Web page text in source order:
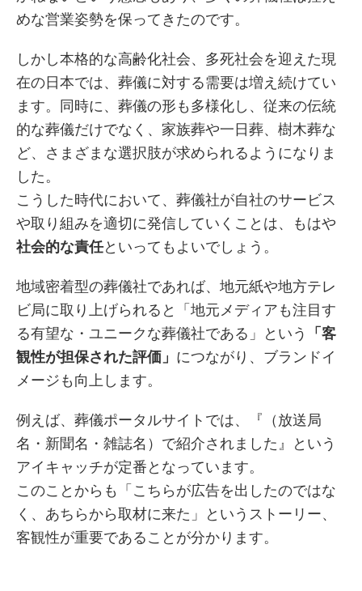
めな営業姿勢を保ってきたのです。
しかし本格的な高齢化社会、多死社会を迎えた現
在の日本では、葬儀に対する需要は増え続けてい
ます。同時に、葬儀の形も多様化し、従来の伝統
的な葬儀だけでなく、家族葬や一日葬、樹木葬な
ど、さまざまな選択肢が求められるようになりま
した。
こうした時代において、葬儀社が自社のサービス
や取り組みを適切に発信していくことは、もはや
社会的な責任といってもよいでしょう。
地域密着型の葬儀社であれば、地元紙や地方テレ
ビ局に取り上げられると「地元メディアも注目す
る有望な・ユニークな葬儀社である」という
「客
観性が担保された評価」 につながり、ブランドイ
メージも向上します。
例えば、葬儀ポータルサイトでは、『（放送局
名・新聞名・雑誌名）で紹介されました』という
アイキャッチが定番となっています。
このことからも「こちらが広告を出したのではな
く、あちらから取材に来た」というストーリー、
客観性が重要であることが分かります。